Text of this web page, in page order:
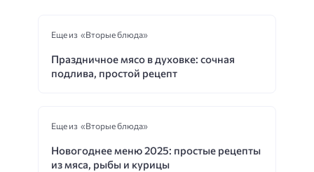
Еще из «Вторые блюда»
Праздничное мясо в духовке: сочная
подлива, простой рецепт
Еще из «Вторые блюда»
Новогоднее меню 2025: простые рецепты
из мяса, рыбы и курицы